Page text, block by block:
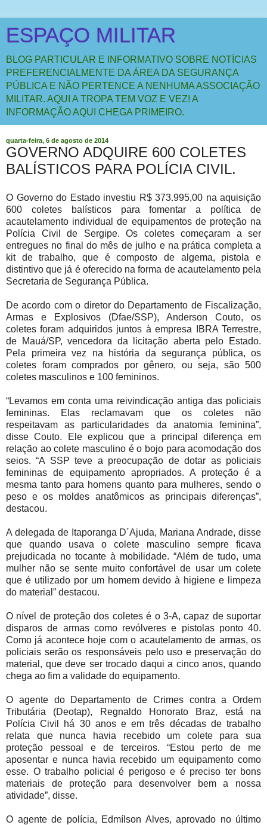
ESPAÇO MILITAR
BLOG PARTICULAR E INFORMATIVO SOBRE NOTÍCIAS
PREFERENCIALMENTE DA ÁREA DA SEGURANÇA
PÚBLICA E NÃO PERTENCE A NENHUMA ASSOCIAÇÃO
MILITAR. AQUI A TROPA TEM VOZ E VEZ! A
INFORMAÇÃO AQUI CHEGA PRIMEIRO.
quarta-feira, 6 de agosto de 2014
GOVERNO ADQUIRE 600 COLETES
BALÍSTICOS PARA POLÍCIA CIVIL.
O Governo do Estado investiu R$ 373.995,00 na aquisição
600 coletes balísticos para fomentar a política de
acautelamento individual de equipamentos de proteção na
Polícia Civil de Sergipe. Os coletes começaram a ser
entregues no final do mês de julho e na prática completa a
kit de trabalho, que é composto de algema, pistola e
distintivo que já é oferecido na forma de acautelamento pela
Secretaria de Segurança Pública.
De acordo com o diretor do Departamento de Fiscalização,
Armas e Explosivos (Dfae/SSP), Anderson Couto, os
coletes foram adquiridos juntos à empresa IBRA Terrestre,
de Mauá/SP, vencedora da licitação aberta pelo Estado.
Pela primeira vez na história da segurança pública, os
coletes foram comprados por gênero, ou seja, são 500
coletes masculinos e 100 femininos.
“Levamos em conta uma reivindicação antiga das policiais
femininas. Elas reclamavam que os coletes não
respeitavam as particularidades da anatomia feminina”,
disse Couto. Ele explicou que a principal diferença em
relação ao colete masculino é o bojo para acomodação dos
seios. “A SSP teve a preocupação de dotar as policiais
femininas de equipamento apropriados. A proteção é a
mesma tanto para homens quanto para mulheres, sendo o
peso e os moldes anatômicos as principais diferenças”,
destacou.
A delegada de Itaporanga D´Ajuda, Mariana Andrade, disse
que quando usava o colete masculino sempre ficava
prejudicada no tocante à mobilidade. “Além de tudo, uma
mulher não se sente muito confortável de usar um colete
que é utilizado por um homem devido à higiene e limpeza
do material” destacou.
O nível de proteção dos coletes é o 3-A, capaz de suportar
disparos de armas como revólveres e pistolas ponto 40.
Como já acontece hoje com o acautelamento de armas, os
policiais serão os responsáveis pelo uso e preservação do
material, que deve ser trocado daqui a cinco anos, quando
chega ao fim a validade do equipamento.
O agente do Departamento de Crimes contra a Ordem
Tributária (Deotap), Regnaldo Honorato Braz, está na
Polícia Civil há 30 anos e em três décadas de trabalho
relata que nunca havia recebido um colete para sua
proteção pessoal e de terceiros. “Estou perto de me
aposentar e nunca havia recebido um equipamento como
esse. O trabalho policial é perigoso e é preciso ter bons
materiais de proteção para desenvolver bem a nossa
atividade”, disse.
O agente de polícia, Edmílson Alves, aprovado no último